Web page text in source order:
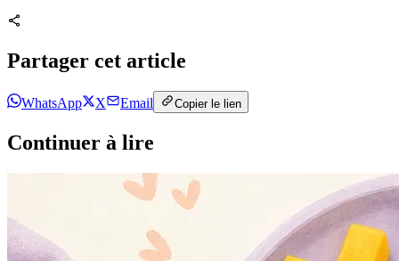
Partager cet article
WhatsApp X Email Copier le lien
Continuer à lire